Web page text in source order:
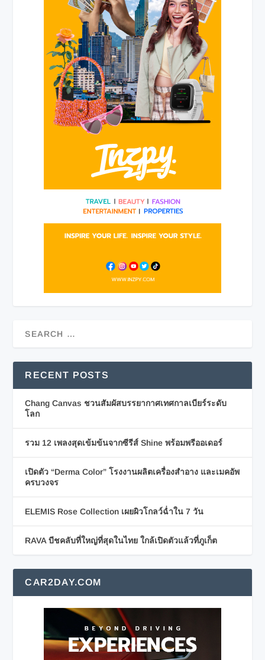
RECENT POSTS
Chang Canvas ชวนสัมผัสบรรยากาศเทศกาลเบียร์ระดับ
โลก
รวม 12 เพลงสุดเข้มข้นจากซีรีส์ Shine พร้อมพรีออเดอร์
เปิดตัว “Derma Color” โรงงานผลิตเครื่องสำอาง และเมคอัพ
ครบวงจร
ELEMIS Rose Collection เผยผิวโกลว์ฉ่ำใน 7 วัน
RAVA บีชคลับที่ใหญ่ที่สุดในไทย ใกล้เปิดตัวแล้วที่ภูเก็ต
CAR2DAY.COM